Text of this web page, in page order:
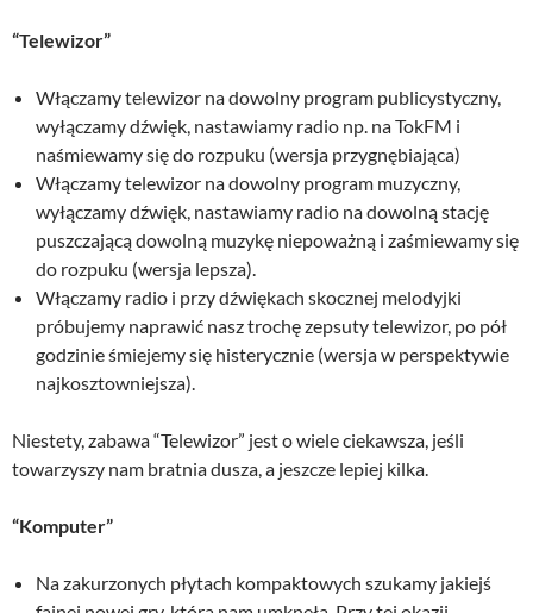
“Telewizor”
Włączamy telewizor na dowolny program publicystyczny,
wyłączamy dźwięk, nastawiamy radio np. na TokFM i
naśmiewamy się do rozpuku (wersja przygnębiająca)
Włączamy telewizor na dowolny program muzyczny,
wyłączamy dźwięk, nastawiamy radio na dowolną stację
puszczającą dowolną muzykę niepoważną i zaśmiewamy się
do rozpuku (wersja lepsza).
Włączamy radio i przy dźwiękach skocznej melodyjki
próbujemy naprawić nasz trochę zepsuty telewizor, po pół
godzinie śmiejemy się histerycznie (wersja w perspektywie
najkosztowniejsza).
Niestety, zabawa “Telewizor” jest o wiele ciekawsza, jeśli
towarzyszy nam bratnia dusza, a jeszcze lepiej kilka.
“Komputer”
Na zakurzonych płytach kompaktowych szukamy jakiejś